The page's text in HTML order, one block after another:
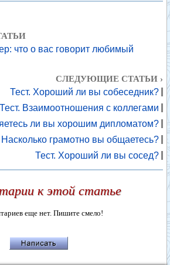
что о вас говорит любимый
СЛЕДУЮЩИЕ СТАТЬИ ›
Тест. Хороший ли вы собеседник?
Тест. Взаимоотношения с коллегами
ли вы хорошим дипломатом?
Насколько грамотно вы общаетесь?
Тест. Хороший ли вы сосед?
к этой статье
еще нет. Пишите смело!